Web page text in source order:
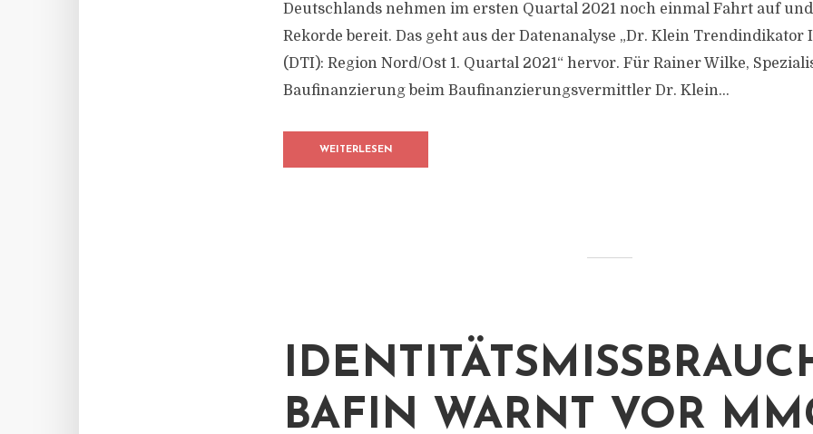
Deutschlands nehmen im ersten Quartal 2021 noch einmal Fahrt auf
Rekorde bereit. Das geht aus der Datenanalyse „Dr. Klein Trendindikator
(DTI): Region Nord/Ost 1. Quartal 2021“ hervor. Für Rainer Wilke,
Baufinanzierung beim Baufinanzierungsvermittler Dr. Klein...
WEITERLESEN
BAFIN WARNT VOR